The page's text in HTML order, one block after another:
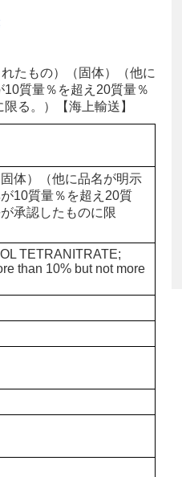
たもの）（固体）（他に
質量％を超え20質量％
る。）【海上輸送】
体）（他に品名が明示
10質量％を超え20質
承認したものに限
TETRANITRATE;
than 10% but not more